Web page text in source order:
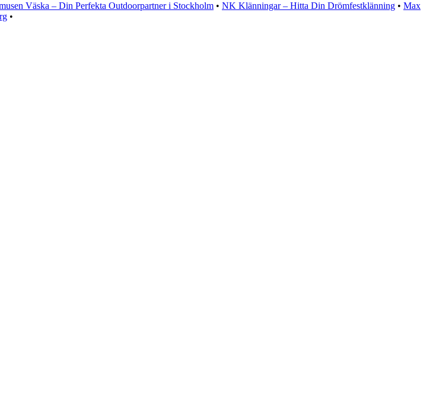
Väska – Din Perfekta Outdoorpartner i Stockholm • NK Klänningar – Hitta Din Drömfestklänning • Max
•